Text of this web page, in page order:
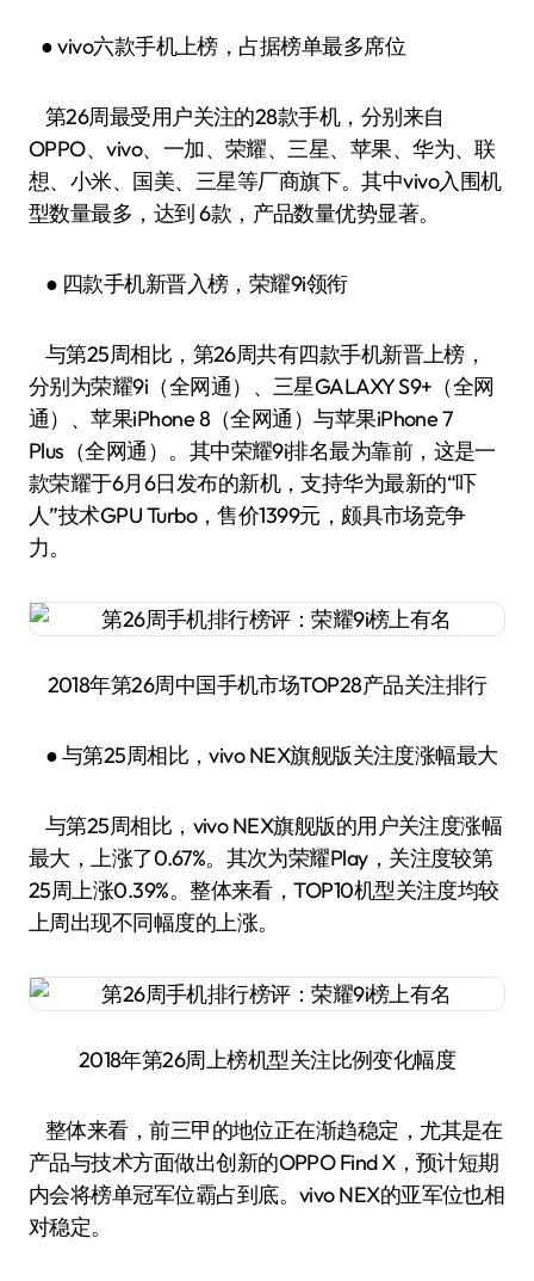
● vivo六款手机上榜，占据榜单最多席位
第26周最受用户关注的28款手机，分别来自
OPPO、vivo、一加、荣耀、三星、苹果、华为、联
想、小米、国美、三星等厂商旗下。其中vivo入围机
型数量最多，达到 6款，产品数量优势显著。
● 四款手机新晋入榜，荣耀9i领衔
与第25周相比，第26周共有四款手机新晋上榜，
分别为荣耀9i（全网通）、三星GALAXY S9+（全网
通）、苹果iPhone 8（全网通）与苹果iPhone 7
Plus（全网通）。其中荣耀9i排名最为靠前，这是一
款荣耀于6月6日发布的新机，支持华为最新的“吓
人”技术GPU Turbo，售价1399元，颇具市场竞争
力。
2018年第26周中国手机市场TOP28产品关注排行
● 与第25周相比，vivo NEX旗舰版关注度涨幅最大
与第25周相比，vivo NEX旗舰版的用户关注度涨幅
最大，上涨了0.67%。其次为荣耀Play，关注度较第
25周上涨0.39%。整体来看，TOP10机型关注度均较
上周出现不同幅度的上涨。
2018年第26周上榜机型关注比例变化幅度
整体来看，前三甲的地位正在渐趋稳定，尤其是在
产品与技术方面做出创新的OPPO Find X，预计短期
内会将榜单冠军位霸占到底。vivo NEX的亚军位也相
对稳定。